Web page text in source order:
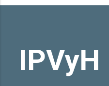
IPVyH